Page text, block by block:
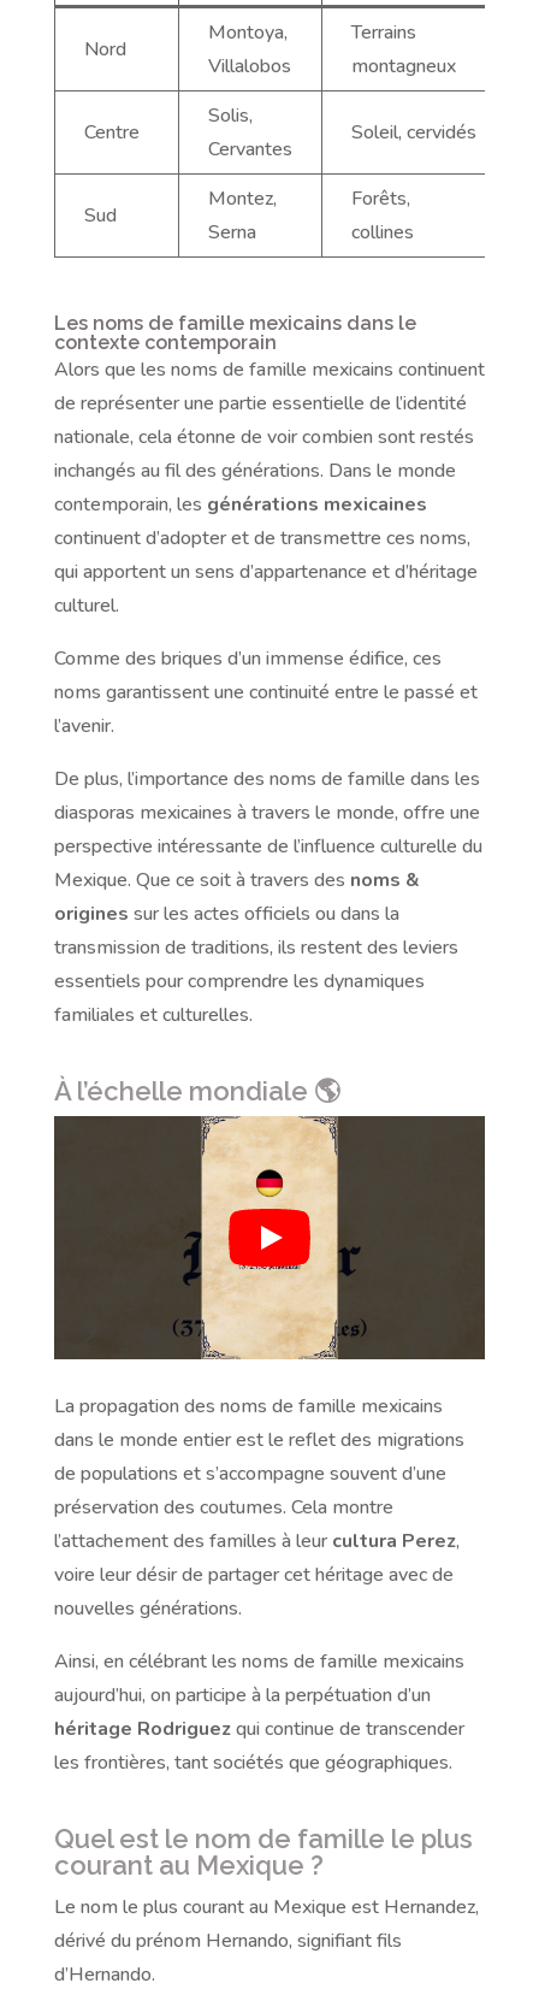
Nord
Montoya,
Villalobos
Terrains
montagneux
Centre
Solis,
Cervantes
Soleil, cervidés
Sud
Montez,
Serna
Forêts,
collines
Les noms de famille mexicains dans le
contexte contemporain
Alors que les noms de famille mexicains continuent
de représenter une partie essentielle de l’identité
nationale, cela étonne de voir combien sont restés
inchangés au fil des générations. Dans le monde
contemporain, les générations mexicaines
continuent d’adopter et de transmettre ces noms,
qui apportent un sens d’appartenance et d’héritage
culturel.
Comme des briques d’un immense édifice, ces
noms garantissent une continuité entre le passé et
l’avenir.
De plus, l’importance des noms de famille dans les
diasporas mexicaines à travers le monde, offre une
perspective intéressante de l’influence culturelle du
Mexique. Que ce soit à travers des noms &
origines sur les actes officiels ou dans la
transmission de traditions, ils restent des leviers
essentiels pour comprendre les dynamiques
familiales et culturelles.
À l’échelle mondiale 🌎
La propagation des noms de famille mexicains
dans le monde entier est le reflet des migrations
de populations et s’accompagne souvent d’une
préservation des coutumes. Cela montre
l’attachement des familles à leurcultura Perez,
voire leur désir de partager cet héritage avec de
nouvelles générations.
Ainsi, en célébrant les noms de famille mexicains
aujourd’hui, on participe à la perpétuation d’un
héritage Rodriguezqui continue de transcender
les frontières, tant sociétés que géographiques.
Quel est le nom de famille le plus
courant au Mexique ?
Le nom le plus courant au Mexique est Hernandez,
dérivé du prénom Hernando, signifiant fils
d’Hernando.